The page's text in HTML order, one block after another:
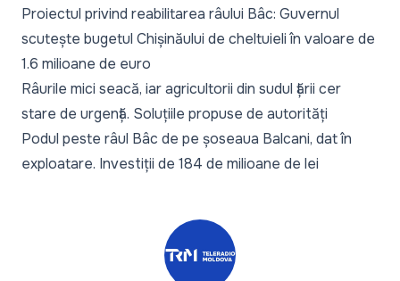
Proiectul privind reabilitarea râului Bâc: Guvernul
scutește bugetul Chișinăului de cheltuieli în valoare de
1.6 milioane de euro
Râurile mici seacă, iar agricultorii din sudul țării cer
stare de urgență. Soluțiile propuse de autorități
Podul peste râul Bâc de pe șoseaua Balcani, dat în
exploatare. Investiții de 184 de milioane de lei